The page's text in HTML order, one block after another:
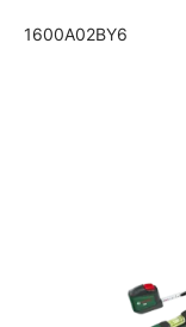
1600A02BY6